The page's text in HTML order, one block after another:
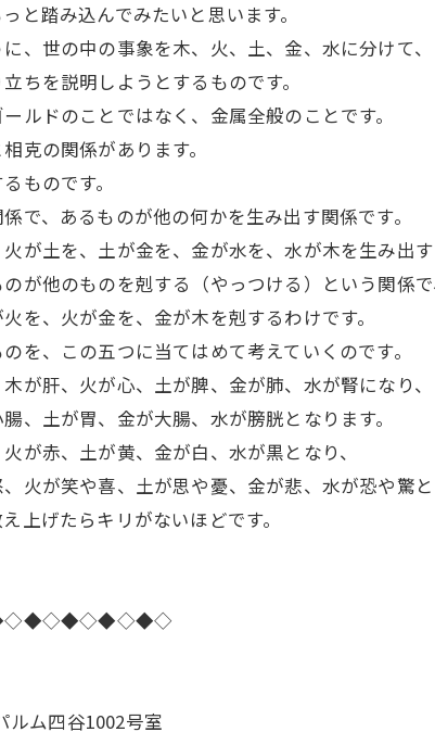
と踏み込んでみたいと思います。
、世の中の事象を木、火、土、金、水に分けて、
ちを説明しようとするものです。
ルドのことではなく、金属全般のことです。
克の関係があります。
ものです。
で、あるものが他の何かを生み出す関係です。
が土を、土が金を、金が水を、水が木を生み出す
が他のものを剋する（やっつける）という関係で
を、火が金を、金が木を剋するわけです。
を、この五つに当てはめて考えていくのです。
が肝、火が心、土が脾、金が肺、水が腎になり、
、土が胃、金が大腸、水が膀胱となります。
が赤、土が黄、金が白、水が黒となり、
火が笑や喜、土が思や憂、金が悲、水が恐や驚と
上げたらキリがないほどです。
ム四谷1002号室